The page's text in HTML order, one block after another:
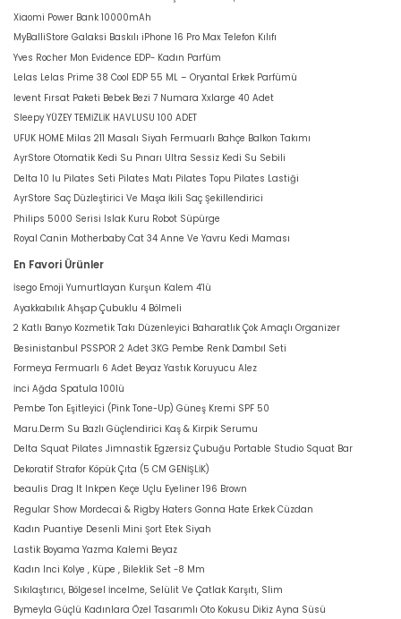
Xiaomi Power Bank 10000mAh
MyBalliStore Galaksi Baskılı iPhone 16 Pro Max Telefon Kılıfı
Yves Rocher Mon Evidence EDP- Kadın Parfüm
Lelas Lelas Prime 38 Cool EDP 55 ML – Oryantal Erkek Parfümü
levent Fırsat Paketi Bebek Bezi 7 Numara Xxlarge 40 Adet
Sleepy YÜZEY TEMİZLİK HAVLUSU 100 ADET
UFUK HOME Milas 211 Masalı Siyah Fermuarlı Bahçe Balkon Takımı
AyrStore Otomatik Kedi Su Pınarı Ultra Sessiz Kedi Su Sebili
Delta 10 lu Pilates Seti Pilates Matı Pilates Topu Pilates Lastiği
AyrStore Saç Düzleştirici Ve Maşa İkili Saç Şekillendirici
Philips 5000 Serisi Islak Kuru Robot Süpürge
Royal Canin Motherbaby Cat 34 Anne Ve Yavru Kedi Maması
En Favori Ürünler
İsego Emoji Yumurtlayan Kurşun Kalem 4'lü
Ayakkabılık Ahşap Çubuklu 4 Bölmeli
2 Katlı Banyo Kozmetik Takı Düzenleyici Baharatlık Çok Amaçlı Organizer
Besinistanbul PSSPOR 2 Adet 3KG Pembe Renk Dambıl Seti
Formeya Fermuarlı 6 Adet Beyaz Yastık Koruyucu Alez
İnci Ağda Spatula 100lü
Pembe Ton Eşitleyici (Pink Tone-Up) Güneş Kremi SPF 50
Maru.Derm Su Bazlı Güçlendirici Kaş & Kirpik Serumu
Delta Squat Pilates Jimnastik Egzersiz Çubuğu Portable Studio Squat Bar
Dekoratif Strafor Köpük Çıta (5 CM GENİŞLİK)
beaulis Drag It Inkpen Keçe Uçlu Eyeliner 196 Brown
Regular Show Mordecai & Rigby Haters Gonna Hate Erkek Cüzdan
Kadın Puantiye Desenli Mini Şort Etek Siyah
Lastik Boyama Yazma Kalemi Beyaz
Kadın Inci Kolye , Küpe , Bileklik Set -8 Mm
Sıkılaştırıcı, Bölgesel İncelme, Selülit Ve Çatlak Karşıtı, Slim
Bymeyla Güçlü Kadınlara Özel Tasarımlı Oto Kokusu Dikiz Ayna Süsü